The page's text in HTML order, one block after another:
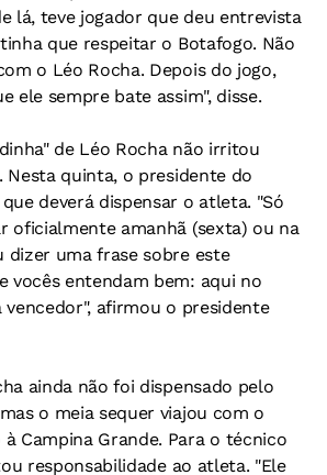
lá, teve jogador que deu entrevista
que respeitar o Botafogo. Não
o Léo Rocha. Depois do jogo,
ele sempre bate assim", disse.
de Léo Rocha não irritou
Nesta quinta, o presidente do
deverá dispensar o atleta. "Só
oficialmente amanhã (sexta) ou na
dizer uma frase sobre este
vocês entendam bem: aqui no
vencedor", afirmou o presidente
ainda não foi dispensado pelo
o meia sequer viajou com o
Campina Grande. Para o técnico
responsabilidade ao atleta. "Ele